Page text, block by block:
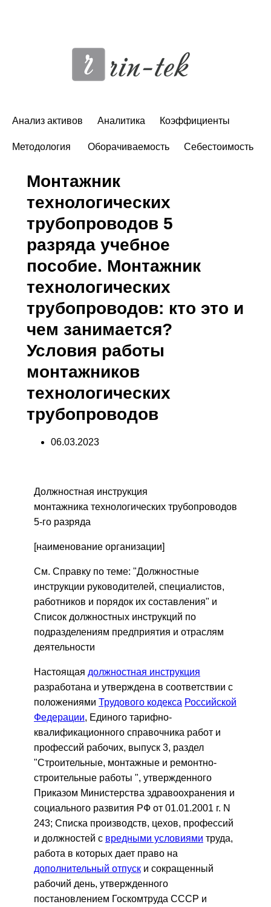
Анализ активов Аналитика Коэффициенты
Методология Оборачиваемость Себестоимость
Монтажник
технологических
трубопроводов 5
разряда учебное
пособие. Монтажник
технологических
трубопроводов: кто это и
чем занимается?
Условия работы
монтажников
технологических
трубопроводов
06.03.2023
Должностная инструкция
монтажника технологических трубопроводов
5-го разряда
[наименование организации]
См. Справку по теме: "Должностные
инструкции руководителей, специалистов,
работников и порядок их составления" и
Список должностных инструкций по
подразделениям предприятия и отраслям
деятельности
Настоящая должностная инструкция
разработана и утверждена в соответствии с
положениями Трудового кодекса Российской
Федерации, Единого тарифно-
квалификационного справочника работ и
профессий рабочих, выпуск 3, раздел
"Строительные, монтажные и ремонтно-
строительные работы ", утвержденного
Приказом Министерства здравоохранения и
социального развития РФ от 01.01.2001 г. N
243; Списка производств, цехов, профессий
и должностей с вредными условиями труда,
работа в которых дает право на
дополнительный отпуск и сокращенный
рабочий день, утвержденного
постановлением Госкомтруда СССР и